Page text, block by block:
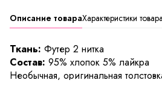
Описание товараХарактеристики товара
Ткань: Футер 2 нитка
Состав: 95% хлопок 5% лайкра
Необычная, оригинальная